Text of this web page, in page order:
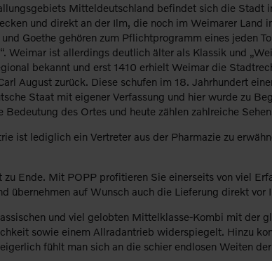
Mitteldeutschland befindet sich die
und direkt an der Ilm, die noch im Weimarer Land
Goethe gehören zum Pflichtprogramm eines jeden
Weimar ist allerdings deutlich älter als Klassik und
bekannt und erst 1410 erhielt Weimar die
August zurück. Diese schufen im 18. Jahrhundert
Staat mit eigener Verfassung und hier wurde zu
des Ortes und heute zählen zahlreiche
ist lediglich ein Vertreter aus der Pharmazie zu
Ende. Mit POPP profitieren Sie einerseits von viel
übernehmen auf Wunsch auch die Lieferung direkt vor
und viel gelobten Mittelklasse-Kombi mit der
sowie einem Allradantrieb widerspiegelt. Hinzu
fühlt man sich an die schier endlosen Weiten